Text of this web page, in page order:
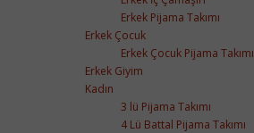
Erkek Pijama Takımı
Erkek Çocuk
Erkek Çocuk Pijama Takımı
Erkek Giyim
Kadın
3 lü Pijama Takımı
4 Lü Battal Pijama Takımı